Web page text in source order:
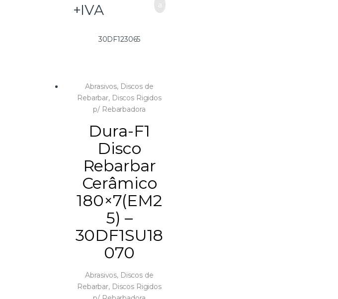
+IVA
30DF123065
Abrasivos, Discos de
Rebarbar, Discos Rigidos
p/ Rebarbadora
Dura-F1
Disco
Rebarbar
Cerâmico
180×7(EM2
5) –
30DF1SU18
070
Abrasivos, Discos de
Rebarbar, Discos Rigidos